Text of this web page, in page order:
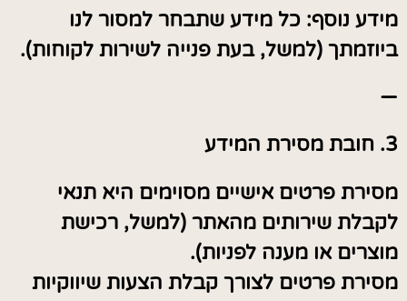
מידע נוסף: כל מידע שתבחר למסור לנו
ביוזמתך (למשל, בעת פנייה לשירות לקוחות).
—
3. חובת מסירת המידע
מסירת פרטים אישיים מסוימים היא תנאי
לקבלת שירותים מהאתר (למשל, רכישת
מוצרים או מענה לפניות).
מסירת פרטים לצורך קבלת הצעות שיווקיות